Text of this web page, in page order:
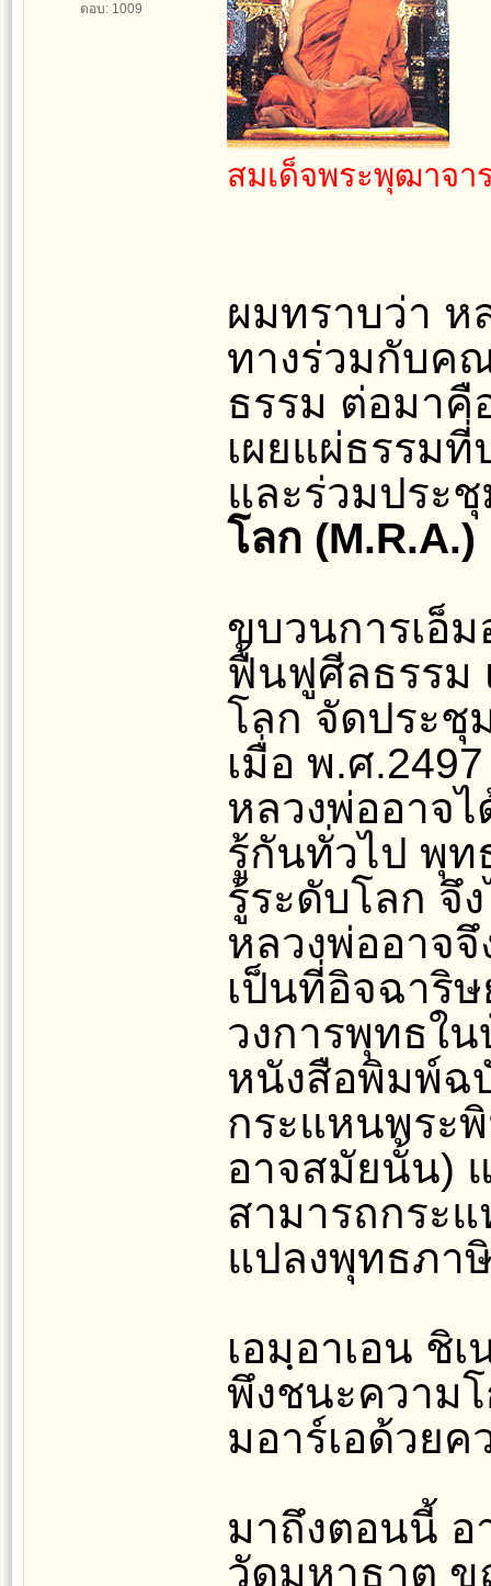
ตอบ: 1009
สมเด็จพระพุฒาจา
ผมทราบว่า
ทางร่วมกับค
ธรรม ต่อมาคื
เผยแผ่ธรรมที่
และร่วมประ
โลก (M.R.A.)
ขบวนการเอ็
ฟื้นฟูศีลธรรม
โลก จัดประชุ
เมื่อ พ.ศ
หลวงพ่ออาจ
รู้กันทั่วไป พุท
รู้ระดับโลก จึ
หลวงพ่ออาจ
เป็นที่อิจฉาริ
วงการพุทธใน
หนังสือพิมพ์ฉ
กระแหนพระ
อาจสมัยนั้น)
สามารถกระ
แปลงพุทธภา
เอมฺอาเอน ชิ
พึงชนะความโ
มอาร์เอด้วยค
มาถึงตอนนี้ อ
วัดมหาธาตุ